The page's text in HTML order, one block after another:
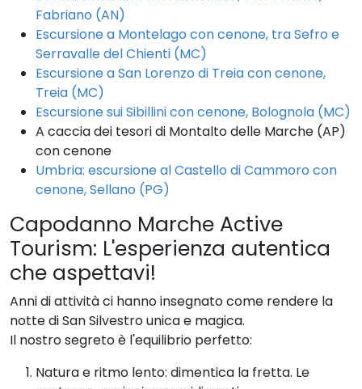
Fabriano (AN)
Escursione a Montelago con cenone, tra Sefro e
Serravalle del Chienti (MC)
Escursione a San Lorenzo di Treia con cenone,
Treia (MC)
Escursione sui Sibillini con cenone, Bolognola (MC)
A caccia dei tesori di Montalto delle Marche (AP)
con cenone
Umbria: escursione al Castello di Cammoro con
cenone, Sellano (PG)
Capodanno Marche Active
Tourism: L'esperienza autentica
che aspettavi!
Anni di attività ci hanno insegnato come rendere la
notte di San Silvestro unica e magica.
Il nostro segreto è l'equilibrio perfetto:
Natura e ritmo lento: dimentica la fretta. Le